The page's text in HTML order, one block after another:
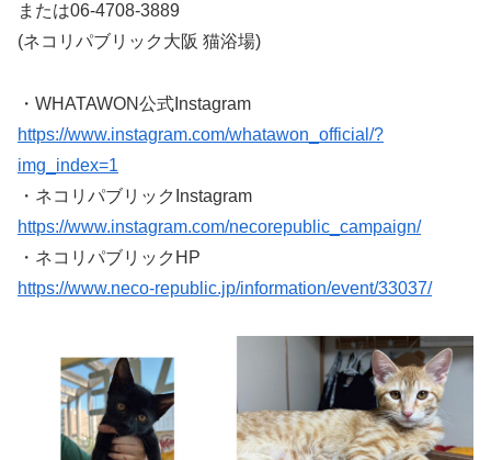
または06-4708-3889
(ネコリパブリック大阪 猫浴場)
・WHATAWON公式Instagram
https://www.instagram.com/whatawon_official/?
img_index=1
・ネコリパブリックInstagram
https://www.instagram.com/necorepublic_campaign/
・ネコリパブリックHP
https://www.neco-republic.jp/information/event/33037/